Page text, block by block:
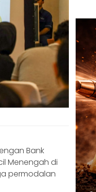
Bank
Menengah di
permodalan